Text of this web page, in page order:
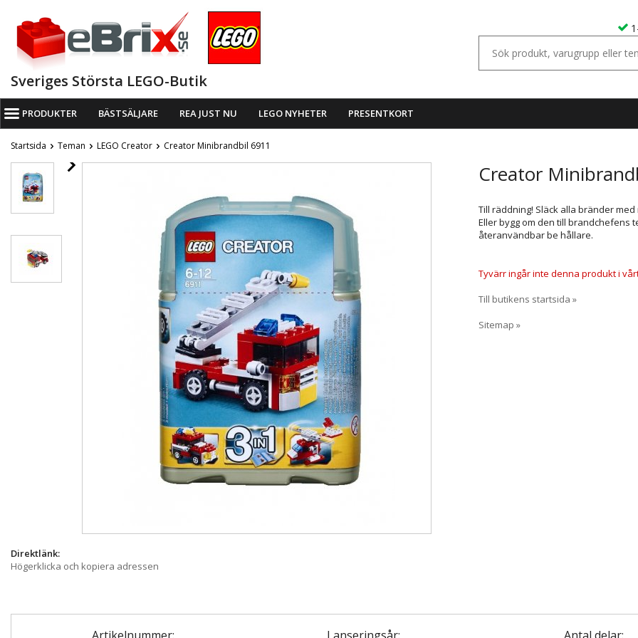
Sveriges Största LEGO-Butik
PRODUKTER BÄSTSÄLJARE REA JUST NU LEGO NYHETER PRESENTKORT
Startsida Teman LEGO Creator Creator Minibrandbil 6911
Creator
Till räddning! Släck alla bränder
Eller bygg om den till brandchefens
återanvändbar be hållare.
Tyvärr ingår inte denna produkt i
Till butikens startsida »
Sitemap »
Direktlänk:
Högerklicka och kopiera adressen